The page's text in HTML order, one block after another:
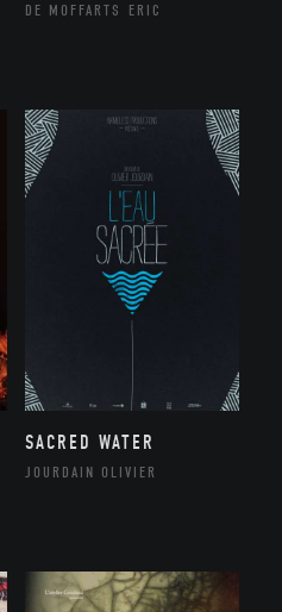
DE MOFFARTS ERIC
SACRED WATER
JOURDAIN OLIVIER